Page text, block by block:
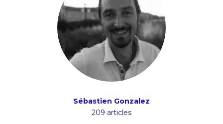
Sébastien Gonzalez
209 articles